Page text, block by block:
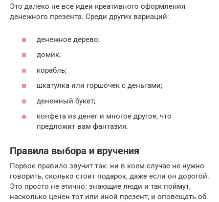
Это далеко не все идеи креативного оформления
денежного презента. Среди других вариаций:
денежное дерево;
домик;
корабль;
шкатулка или горшочек с деньгами;
денежный букет;
конфета из денег и многое другое, что
предложит вам фантазия.
Правила выбора и вручения
Первое правило звучит так: ни в коем случае не нужно
говорить, сколько стоит подарок, даже если он дорогой.
Это просто не этично: знающие люди и так поймут,
насколько ценен тот или иной презент, и оповещать об